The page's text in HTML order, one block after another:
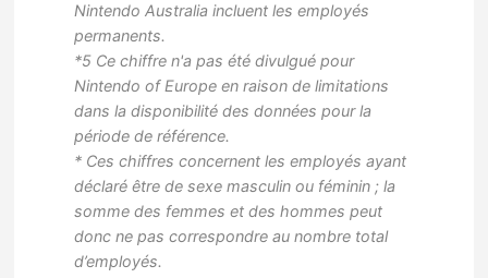
Nintendo Australia incluent les employés
permanents.
*5 Ce chiffre n'a pas été divulgué pour
Nintendo of Europe en raison de limitations
dans la disponibilité des données pour la
période de référence.
* Ces chiffres concernent les employés ayant
déclaré être de sexe masculin ou féminin ; la
somme des femmes et des hommes peut
donc ne pas correspondre au nombre total
d’employés.